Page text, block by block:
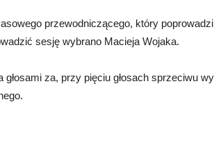
przewodniczącego, który
sesję wybrano Macieja Wojaka.
za, przy pięciu głosach sprzeciwu